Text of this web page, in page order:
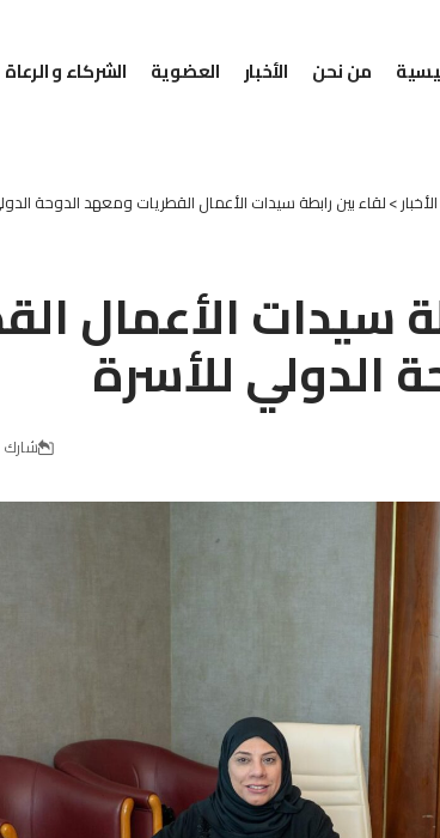
من نحن الأخبار العضوية الشركاء و الرعاة
الأخبار>لقاء بين رابطة سيدات الأعمال القطريات ومعهد الدوحة
سيدات الأعمال
الدولي للأسرة
شارك